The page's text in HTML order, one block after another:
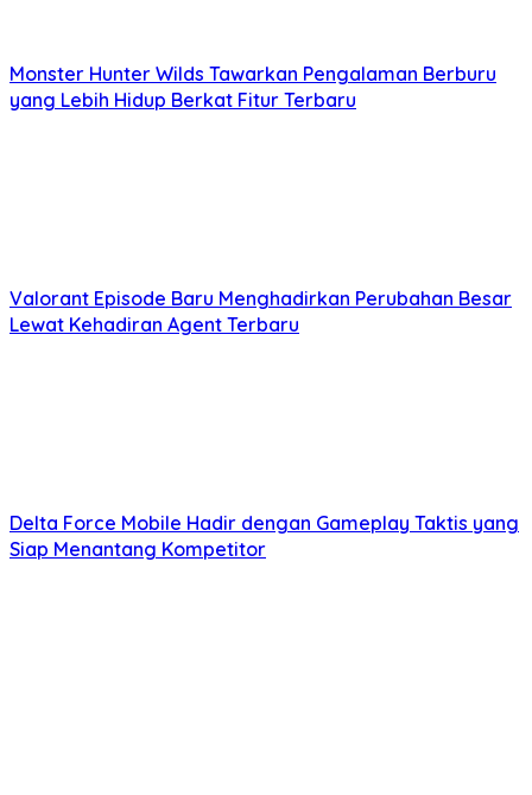
Monster Hunter Wilds Tawarkan Pengalaman Berburu
yang Lebih Hidup Berkat Fitur Terbaru
Valorant Episode Baru Menghadirkan Perubahan Besar
Lewat Kehadiran Agent Terbaru
Delta Force Mobile Hadir dengan Gameplay Taktis yang
Siap Menantang Kompetitor